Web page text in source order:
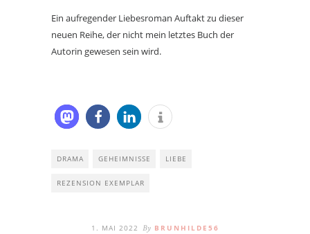
Ein aufregender Liebesroman Auftakt zu dieser
neuen Reihe, der nicht mein letztes Buch der
Autorin gewesen sein wird.
DRAMA GEHEIMNISSE LIEBE
REZENSION EXEMPLAR
1. MAI 2022 By BRUNHILDE56